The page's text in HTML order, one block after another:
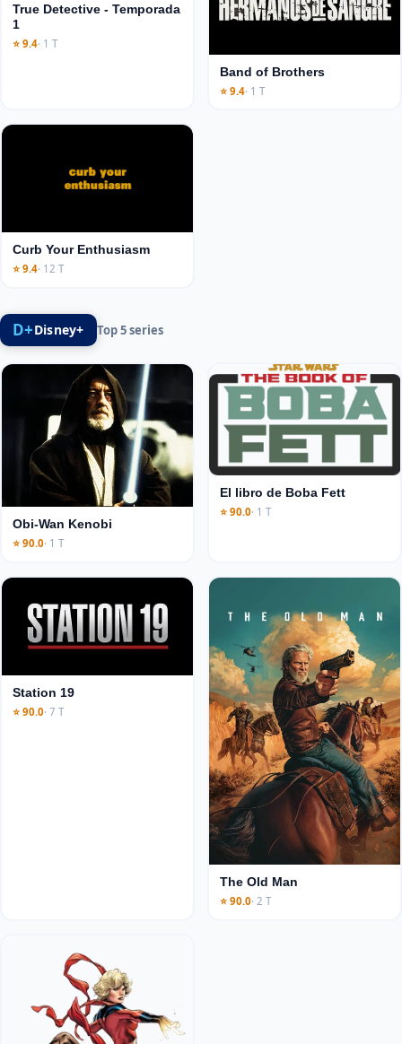
True Detective - Temporada
1
⭐ 9.4· 1 T
Band of Brothers
⭐ 9.4· 1 T
Curb Your Enthusiasm
⭐ 9.4· 12 T
D+Disney+ Top 5 series
Obi-Wan Kenobi
⭐ 90.0· 1 T
El libro de Boba Fett
⭐ 90.0· 1 T
Station 19
⭐ 90.0· 7 T
The Old Man
⭐ 90.0· 2 T